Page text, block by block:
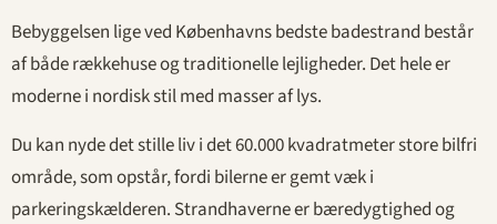
Bebyggelsen lige ved Københavns bedste badestrand består
af både rækkehuse og traditionelle lejligheder. Det hele er
moderne i nordisk stil med masser af lys.
Du kan nyde det stille liv i det 60.000 kvadratmeter store bilfri
område, som opstår, fordi bilerne er gemt væk i
parkeringskælderen. Strandhaverne er bæredygtighed og